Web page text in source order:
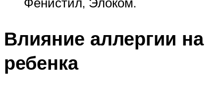
Влияние аллергии на
ребенка